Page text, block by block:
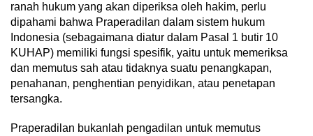
ranah hukum yang akan diperiksa oleh hakim, perlu
dipahami bahwa Praperadilan dalam sistem hukum
Indonesia (sebagaimana diatur dalam Pasal 1 butir 10
KUHAP) memiliki fungsi spesifik, yaitu untuk memeriksa
dan memutus sah atau tidaknya suatu penangkapan,
penahanan, penghentian penyidikan, atau penetapan
tersangka.
Praperadilan bukanlah pengadilan untuk memutus